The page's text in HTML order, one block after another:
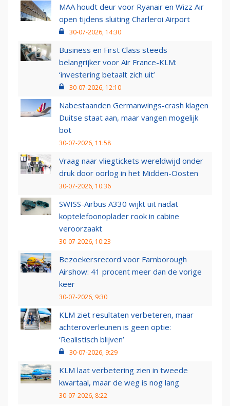
MAA houdt deur voor Ryanair en Wizz Air
open tijdens sluiting Charleroi Airport
30-07-2026, 14:30
Business en First Class steeds
belangrijker voor Air France-KLM:
‘investering betaalt zich uit’
30-07-2026, 12:10
Nabestaanden Germanwings-crash klagen
Duitse staat aan, maar vangen mogelijk
bot
30-07-2026, 11:58
Vraag naar vliegtickets wereldwijd onder
druk door oorlog in het Midden-Oosten
30-07-2026, 10:36
SWISS-Airbus A330 wijkt uit nadat
koptelefoonoplader rook in cabine
veroorzaakt
30-07-2026, 10:23
Bezoekersrecord voor Farnborough
Airshow: 41 procent meer dan de vorige
keer
30-07-2026, 9:30
KLM ziet resultaten verbeteren, maar
achteroverleunen is geen optie:
‘Realistisch blijven’
30-07-2026, 9:29
KLM laat verbetering zien in tweede
kwartaal, maar de weg is nog lang
30-07-2026, 8:22